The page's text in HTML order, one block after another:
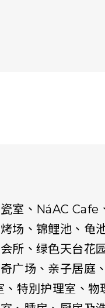
室、NáAC Cafe
场、锦鲤池、龟
所、绿色天台花
广场、亲子居庭
特別护理室、物